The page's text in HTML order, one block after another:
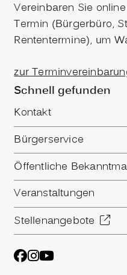
Vereinbaren Sie
Termin (Bürgerbüro,
Rententermine), um
zur
Schnell gefunden
Kontakt
Bürgerservice
Öffentliche
Veranstaltungen
Stellenangebote